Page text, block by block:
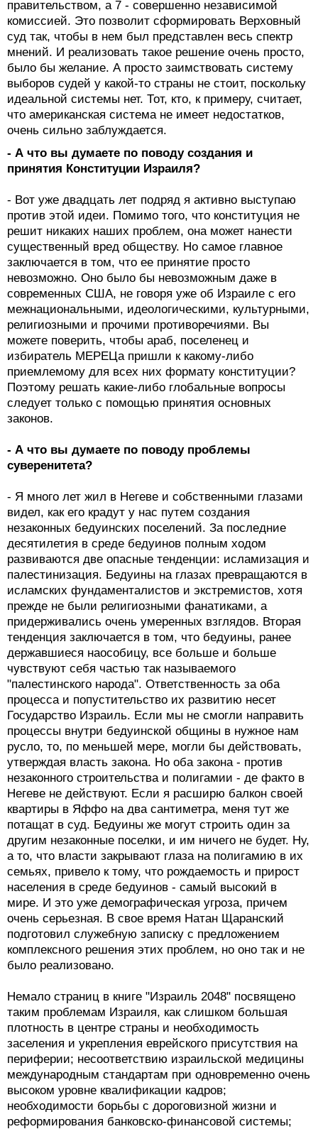
правительством, а 7 - совершенно независимой
комиссией. Это позволит сформировать Верховный
суд так, чтобы в нем был представлен весь спектр
мнений. И реализовать такое решение очень просто,
было бы желание. А просто заимствовать систему
выборов судей у какой-то страны не стоит, поскольку
идеальной системы нет. Тот, кто, к примеру, считает,
что американская система не имеет недостатков,
очень сильно заблуждается.
- А что вы думаете по поводу создания и
принятия Конституции Израиля?
- Вот уже двадцать лет подряд я активно выступаю
против этой идеи. Помимо того, что конституция не
решит никаких наших проблем, она может нанести
существенный вред обществу. Но самое главное
заключается в том, что ее принятие просто
невозможно. Оно было бы невозможным даже в
современных США, не говоря уже об Израиле с его
межнациональными, идеологическими, культурными,
религиозными и прочими противоречиями. Вы
можете поверить, чтобы араб, поселенец и
избиратель МЕРЕЦа пришли к какому-либо
приемлемому для всех них формату конституции?
Поэтому решать какие-либо глобальные вопросы
следует только с помощью принятия основных
законов.
- А что вы думаете по поводу проблемы
суверенитета?
- Я много лет жил в Негеве и собственными глазами
видел, как его крадут у нас путем создания
незаконных бедуинских поселений. За последние
десятилетия в среде бедуинов полным ходом
развиваются две опасные тенденции: исламизация и
палестинизация. Бедуины на глазах превращаются в
исламских фундаменталистов и экстремистов, хотя
прежде не были религиозными фанатиками, а
придерживались очень умеренных взглядов. Вторая
тенденция заключается в том, что бедуины, ранее
державшиеся наособицу, все больше и больше
чувствуют себя частью так называемого
"палестинского народа". Ответственность за оба
процесса и попустительство их развитию несет
Государство Израиль. Если мы не смогли направить
процессы внутри бедуинской общины в нужное нам
русло, то, по меньшей мере, могли бы действовать,
утверждая власть закона. Но оба закона - против
незаконного строительства и полигамии - де факто в
Негеве не действуют. Если я расширю балкон своей
квартиры в Яффо на два сантиметра, меня тут же
потащат в суд. Бедуины же могут строить один за
другим незаконные поселки, и им ничего не будет. Ну,
а то, что власти закрывают глаза на полигамию в их
семьях, привело к тому, что рождаемость и прирост
населения в среде бедуинов - самый высокий в
мире. И это уже демографическая угроза, причем
очень серьезная. В свое время Натан Щаранский
подготовил служебную записку с предложением
комплексного решения этих проблем, но оно так и не
было реализовано.
Немало страниц в книге "Израиль 2048" посвящено
таким проблемам Израиля, как слишком большая
плотность в центре страны и необходимость
заселения и укрепления еврейского присутствия на
периферии; несоответствию израильской медицины
международным стандартам при одновременно очень
высоком уровне квалификации кадров;
необходимости борьбы с дороговизной жизни и
реформирования банковско-финансовой системы;